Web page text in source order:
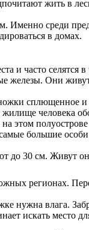
жить в
Именно среди
в домах.
и часто селятся
Они живут
сплющенное
человека
этом
большие
до 30 см. Живут
регионах.
нужна влага.
искать место